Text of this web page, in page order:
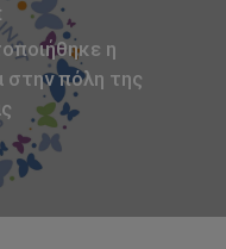
η
στην πόλη της